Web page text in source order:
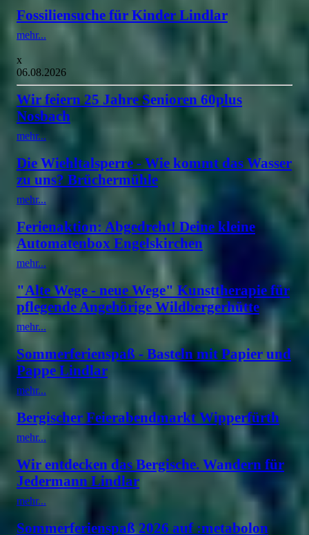
Fossiliensuche für Kinder Lindlar
mehr...
x
06.08.2026
Wir feiern 25 Jahre Senioren 60plus
Nosbach
mehr...
Die Wiehltalsperre - Wie kommt das Wasser
zu uns? Brüchermühle
mehr...
Ferienaktion: Abgedreht! Deine kleine
Automatenbox Engelskirchen
mehr...
"Alte Wege - neue Wege" Kunsttherapie für
pflegende Angehörige Wildbergerhütte
mehr...
Sommerferienspaß - Basteln mit Papier und
Pappe Lindlar
mehr...
Bergischer Feierabendmarkt Wipperfürth
mehr...
Wir entdecken das Bergische. Wandern für
Jedermann Lindlar
mehr...
Sommerferienspaß 2026 auf :metabolon